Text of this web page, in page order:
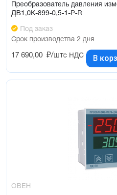
Преобразователь давления
ДВ1,0К-899-0,5-1-Р-R
Под заказ
Срок производства 2 дня
17 690,00 ₽/штс НДС В
ОВЕН